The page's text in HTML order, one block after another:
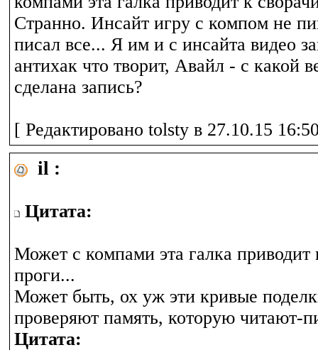
Странно. Инсайт игру с компом не
писал все... Я им и с инсайта видео
антихак что творит, Авайл - с какой
сделана запись?
[ Редактировано tolsty в 27.10.15
il :
Цитата:
Может с компами эта галка приводит
проги...
Может быть, ох уж эти кривые
проверяют память, которую читают-
Цитата: